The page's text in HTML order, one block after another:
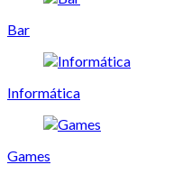
Bar
Informática
Games